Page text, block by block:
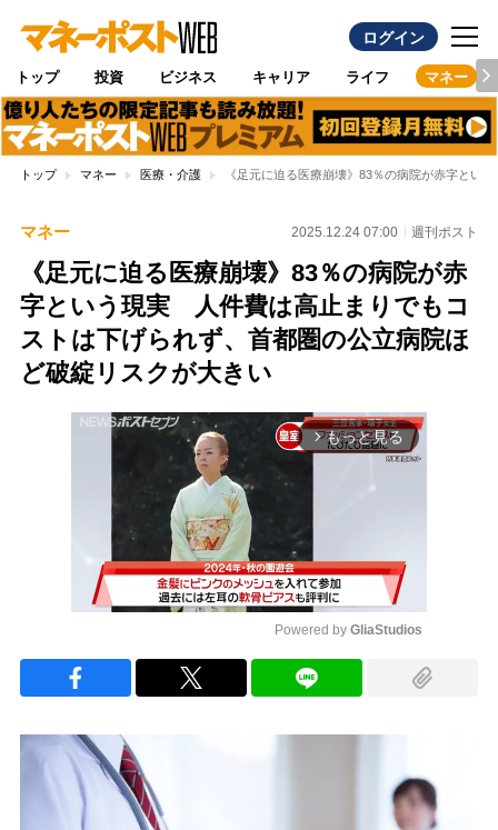
ログイン
トップ 投資 ビジネス キャリア ライフ マネー
トップ マネー 医療・介護 《足元に迫る医療崩壊》83％の病院が赤字とい
マネー 2025.12.24 07:00 週刊ポスト
《足元に迫る医療崩壊》83％の病院が赤
字という現実 人件費は高止まりでもコ
ストは下げられず、首都圏の公立病院ほ
ど破綻リスクが大きい
arrow_forward_ios もっと見る
Powered by GliaStudios